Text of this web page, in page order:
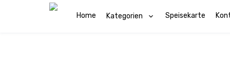
Home Kategorien Speisekarte